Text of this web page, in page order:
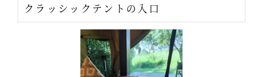
クラッシックテントの入口